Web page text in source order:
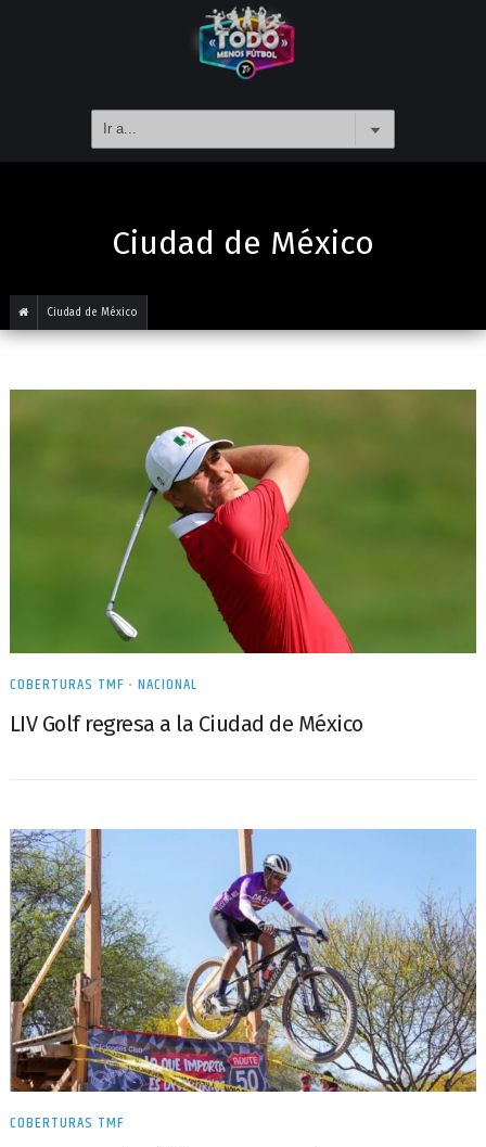
Ciudad de México
Ciudad de México
COBERTURAS TMF • NACIONAL
LIV Golf regresa a la Ciudad de México
COBERTURAS TMF